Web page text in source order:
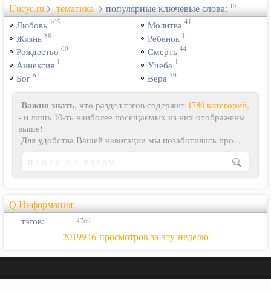
Uucyc.ru тематика популярные ключевые слова: 10
Любовь 105
Жизнь 88
Рождество 60
Аннексия 1
Бог 61
Молитва 41
Ребенок 1
Смерть 44
Учеба 1
Вера 50
Важно знать, что раздел тэгов содержит 1780 категорий,
- и лишь 10-ть наиболее посещаемых из них отображены
выше!
Для удобства Вашей навигации мы позаботились про...
Q.Информация:
тэгов: 4769
2019946 просмотров за эту неделю